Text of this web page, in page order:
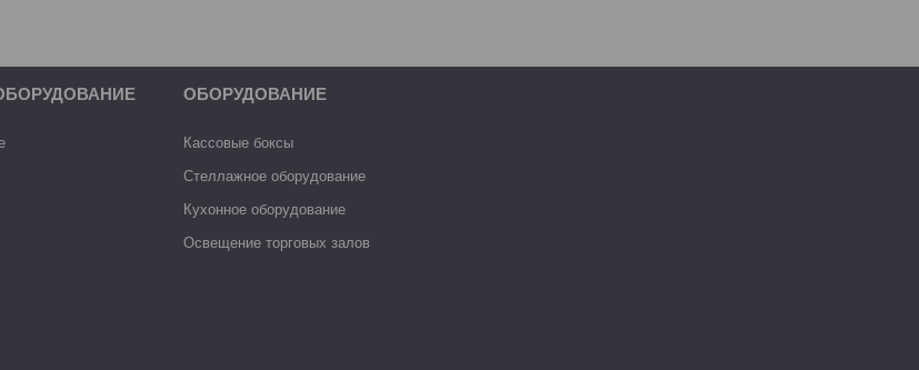
ОБОРУДОВАНИЕ
Кассовые боксы
Стеллажное оборудование
Кухонное оборудование
Освещение торговых залов